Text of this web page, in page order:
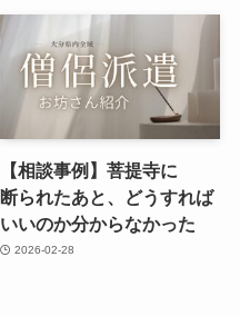
【相談事例】菩提寺に​
断られた​あと、​どう​すれば​
いいのか分からなかった
2026-02-28